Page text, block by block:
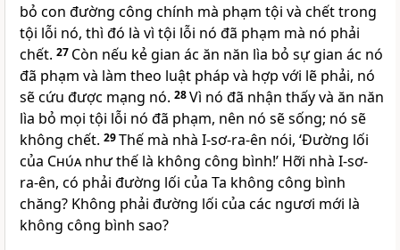
bỏ con đường công chính mà phạm tội và chết trong
tội lỗi nó, thì đó là vì tội lỗi nó đã phạm mà nó phải
chết. 27 Còn nếu kẻ gian ác ăn năn lìa bỏ sự gian ác nó
đã phạm và làm theo luật pháp và hợp với lẽ phải, nó
sẽ cứu được mạng nó. 28Vì nó đã nhận thấy và ăn năn
lìa bỏ mọi tội lỗi nó đã phạm, nên nó sẽ sống; nó sẽ
không chết. 29Thế mà nhà I-sơ-ra-ên nói, ‘Ðường lối
của Chúanhư thế là không công bình!’ Hỡi nhà I-sơ-
ra-ên, có phải đường lối của Ta không công bình
chăng? Không phải đường lối của các ngươi mới là
không công bình sao?